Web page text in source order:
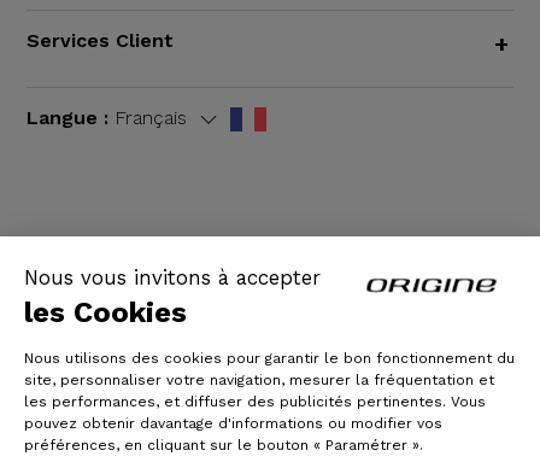
Nous vous invitons à accepter
les Cookies
Nous utilisons des cookies pour garantir le bon fonctionnement du
site, personnaliser votre navigation, mesurer la fréquentation et
les performances, et diffuser des publicités pertinentes. Vous
pouvez obtenir davantage d'informations ou modifier vos
préférences, en cliquant sur le bouton « Paramétrer ».
Services Client +
Langue : Français